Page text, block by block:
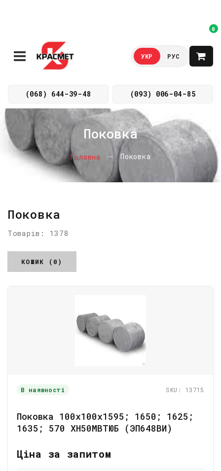
(068) 644-39-48 (093) 006-04-85
УКР РУС
0
Поковка
Головна Поковка
Поковка
Товарів: 1378
КОШИК (0)
В наявності SKU: 13715
Поковка 100х100х1595; 1650; 1625;
1635; 570 ХН50МВТЮБ (ЭП648ВИ)
Ціна за запитом